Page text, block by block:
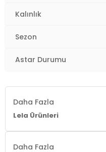
Kalınlık
Sezon
Astar Durumu
Daha Fazla
Lela Ürünleri
Daha Fazla